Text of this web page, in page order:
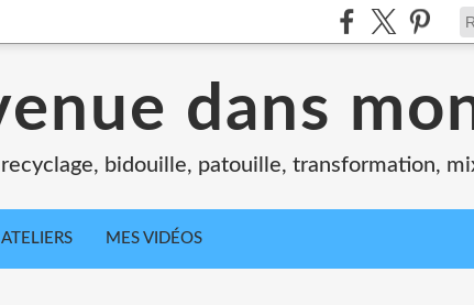
dans
bidouille, patouille, transformation,
ATELIERS MES VIDÉOS